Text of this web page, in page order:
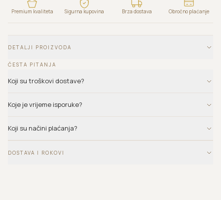
Premium kvaliteta Sigurna kupovina Brza dostava Obročno plaćanje
DETALJI PROIZVODA
ČESTA PITANJA
Koji su troškovi dostave?
Koje je vrijeme isporuke?
Koji su načini plaćanja?
DOSTAVA I ROKOVI